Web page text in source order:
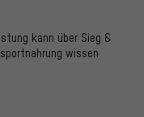
kann über Sieg &
wissen